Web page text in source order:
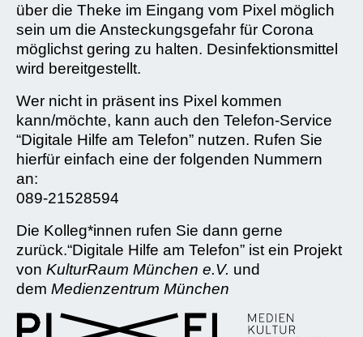
über die Theke im Eingang vom Pixel möglich
sein um die Ansteckungsgefahr für Corona
möglichst gering zu halten. Desinfektionsmittel
wird bereitgestellt.
Wer nicht in präsent ins Pixel kommen
kann/möchte, kann auch den Telefon-Service
“Digitale Hilfe am Telefon” nutzen. Rufen Sie
hierfür einfach eine der folgenden Nummern
an:
089-21528594
Die Kolleg*innen rufen Sie dann gerne
zurück.“Digitale Hilfe am Telefon” ist ein Projekt
von KulturRaum München e.V. und
dem Medienzentrum München